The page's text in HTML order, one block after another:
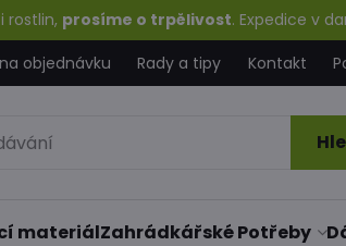
rostlin, prosíme o trpělivost. Expedice v
objednávku Rady a tipy Kontakt
materiálZahrádkářské Potřeby